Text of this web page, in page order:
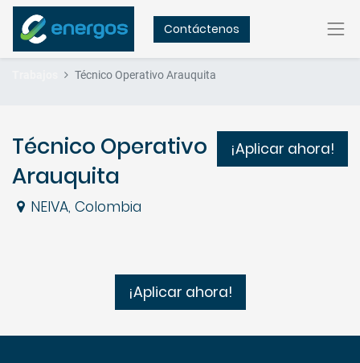
Contáctenos
Técnico Operativo Arauquita
¡Aplicar ahora!
Técnico Operativo
Arauquita
NEIVA, Colombia
¡Aplicar ahora!